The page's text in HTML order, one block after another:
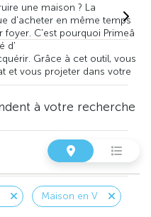
une maison ? La
d'acheter en même temps
C'est pourquoi Primeâ
d'
Grâce à cet outil, vous
et vous projeter dans votre
à votre recherche
Maison en V